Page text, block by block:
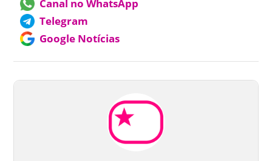
Canal no WhatsApp
Telegram
Google Notícias